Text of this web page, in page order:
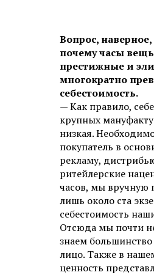
Вопрос,
почему часы
престижные и
многократно
себестоимость.
— Как правило,
крупных
низкая.
покупатель в
рекламу,
ритейлерские
часов, мы вручную
лишь около ста
себестоимость
Отсюда мы почти
знаем
лицо. Также в
ценность